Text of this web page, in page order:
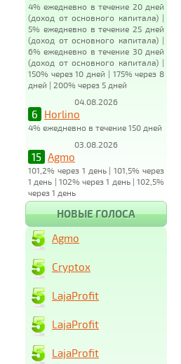
4% ежедневно в течение 20 дней
(доход от основного капитала) |
5% ежедневно в течение 25 дней
(доход от основного капитала) |
6% ежедневно в течение 30 дней
(доход от основного капитала) |
150% через 10 дней | 175% через 8
дней | 200% через 5 дней
04.08.2026
6 Horlino
4% ежедневно в течение 150 дней
03.08.2026
15 Agmo
101,2% через 1 день | 101,5% через
1 день | 102% через 1 день | 102,5%
через 1 день
НОВЫЕ ГОЛОСА
Agmo
Cryptox
LajaProfit
LajaProfit
LajaProfit